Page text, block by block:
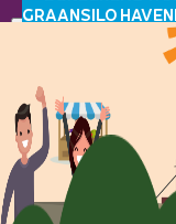
Home
Programma
Sprekers
GRAANSILO